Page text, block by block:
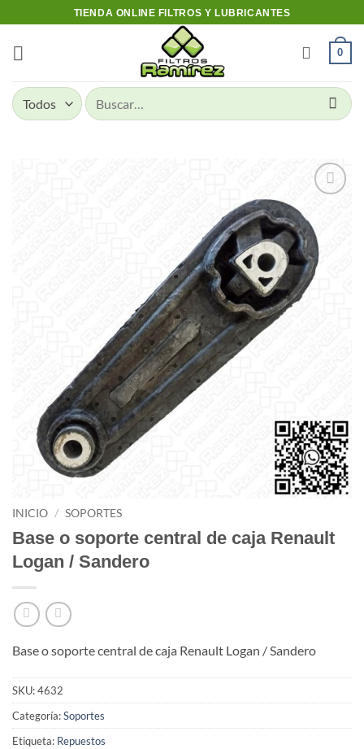
to
content
TIENDA ONLINE FILTROS Y LUBRICANTES
0
Buscar
por:
wishlist
INICIO / SOPORTES
Base o soporte central de caja Renault
Logan / Sandero
Base o soporte central de caja Renault Logan / Sandero
SKU:4632
Categoría:Soportes
Etiqueta: Repuestos